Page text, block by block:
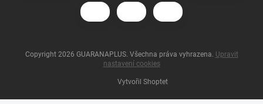
Vytvořil Shoptet
Copyright 2026 GUARANAPLUS. Všechna práva vyhrazena. Upravit
nastavení cookies